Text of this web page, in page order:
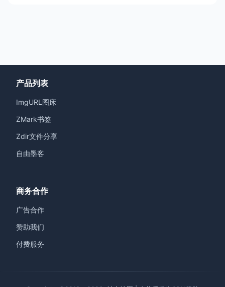
产品列表
ImgURL图床
ZMark书签
Zdir文件分享
自由墨客
商务合作
广告合作
赞助我们
付费服务